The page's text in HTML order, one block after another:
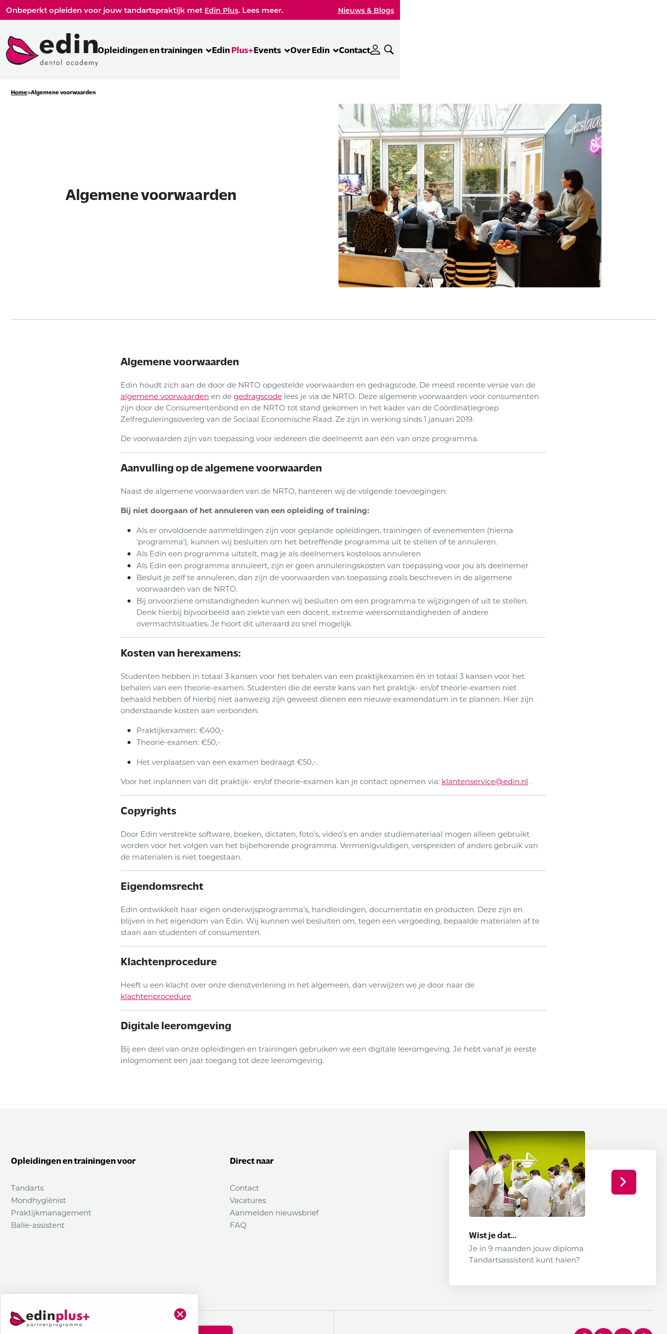
Onbeperkt opleiden voor jouw tandartspraktijk met Edin Plus. Lees meer. Nieuws & Blogs
Opleidingen en trainingen EdinPlus+Events Over Edin Contact
Home Algemene voorwaarden
Algemene voorwaarden
Algemene voorwaarden
Edin houdt zich aan de door de NRTO opgestelde voorwaarden en gedragscode. De meest recente versie van de
algemene voorwaarden en de gedragscodelees je via de NRTO. Deze algemene voorwaarden voor consumenten
zijn door de Consumentenbond en de NRTO tot stand gekomen in het kader van de Coördinatiegroep
Zelfreguleringsoverleg van de Sociaal Economische Raad. Ze zijn in werking sinds 1 januari 2019.
De voorwaarden zijn van toepassing voor iedereen die deelneemt aan één van onze programma.
Aanvulling op de algemene voorwaarden
Naast de algemene voorwaarden van de NRTO, hanteren wij de volgende toevoegingen:
Bij niet doorgaan of het annuleren van een opleiding of training:
Als er onvoldoende aanmeldingen zijn voor geplande opleidingen, trainingen of evenementen (hierna
‘programma’), kunnen wij besluiten om het betreffende programma uit te stellen of te annuleren.
Als Edin een programma uitstelt, mag je als deelnemers kosteloos annuleren
Als Edin een programma annuleert, zijn er geen annuleringskosten van toepassing voor jou als deelnemer
Besluit je zelf te annuleren, dan zijn de voorwaarden van toepassing zoals beschreven in de algemene
voorwaarden van de NRTO.
Bij onvoorziene omstandigheden kunnen wij besluiten om een programma te wijzigingen of uit te stellen.
Denk hierbij bijvoorbeeld aan ziekte van een docent, extreme weersomstandigheden of andere
overmachtsituaties. Je hoort dit uiteraard zo snel mogelijk.
Kosten van herexamens:
Studenten hebben in totaal 3 kansen voor het behalen van een praktijkexamen én in totaal 3 kansen voor het
behalen van een theorie-examen. Studenten die de eerste kans van het praktijk- en/of theorie-examen niet
behaald hebben óf hierbij niet aanwezig zijn geweest dienen een nieuwe examendatum in te plannen. Hier zijn
onderstaande kosten aan verbonden:
Praktijkexamen: €400,-
Theorie-examen: €50,-
Het verplaatsen van een examen bedraagt €50,-.
Voor het inplannen van dit praktijk- en/of theorie-examen kan je contact opnemen via: klantenservice@edin.nl .
Copyrights
Door Edin verstrekte software, boeken, dictaten, foto’s, video’s en ander studiemateriaal mogen alleen gebruikt
worden voor het volgen van het bijbehorende programma. Vermenigvuldigen, verspreiden of anders gebruik van
de materialen is niet toegestaan.
Eigendomsrecht
Edin ontwikkelt haar eigen onderwijsprogramma’s, handleidingen, documentatie en producten. Deze zijn en
blijven in het eigendom van Edin. Wij kunnen wel besluiten om, tegen een vergoeding, bepaalde materialen af te
staan aan studenten of consumenten.
Klachtenprocedure
Heeft u een klacht over onze dienstverlening in het algemeen, dan verwijzen we je door naar de
klachtenprocedure.
Digitale leeromgeving
Bij een deel van onze opleidingen en trainingen gebruiken we een digitale leeromgeving. Je hebt vanaf je eerste
inlogmoment een jaar toegang tot deze leeromgeving.
Opleidingen en trainingen voor
Tandarts
Mondhygiënist
Praktijkmanagement
Balie-assistent
Direct naar
Contact
Vacatures
Aanmelden nieuwsbrief
FAQ
Wist je dat...
Je in 9 maanden jouw diploma
Tandartsassistent kunt halen?